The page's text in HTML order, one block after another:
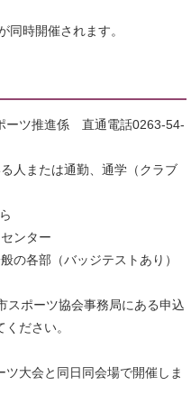
時開催されます。
ーツ推進係 直通電話0263-54-
人または通勤、通学（クラブ
ンター
各部（バッジテストあり）
ポーツ協会事務局にある申込
ださい。
大会と同日同会場で開催しま